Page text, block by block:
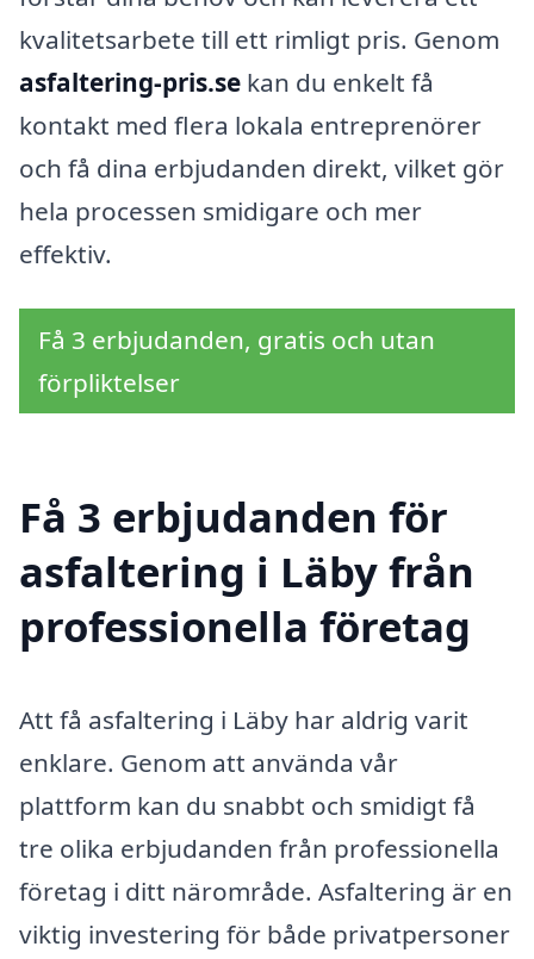
kvalitetsarbete till ett rimligt pris. Genom
asfaltering-pris.se kan du enkelt få
kontakt med flera lokala entreprenörer
och få dina erbjudanden direkt, vilket gör
hela processen smidigare och mer
effektiv.
Få 3 erbjudanden, gratis och utan
förpliktelser
Få 3 erbjudanden för
asfaltering i Läby från
professionella företag
Att få asfaltering i Läby har aldrig varit
enklare. Genom att använda vår
plattform kan du snabbt och smidigt få
tre olika erbjudanden från professionella
företag i ditt närområde. Asfaltering är en
viktig investering för både privatpersoner